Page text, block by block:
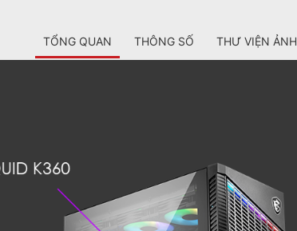
TỔNG QUAN THÔNG SỐ THƯ VIỆN ẢNH